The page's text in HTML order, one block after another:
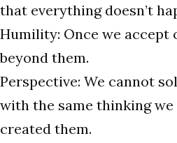
that everything doesn’t
Humility: Once we accept
beyond them.
Perspective: We cannot
with the same thinking we
created them.